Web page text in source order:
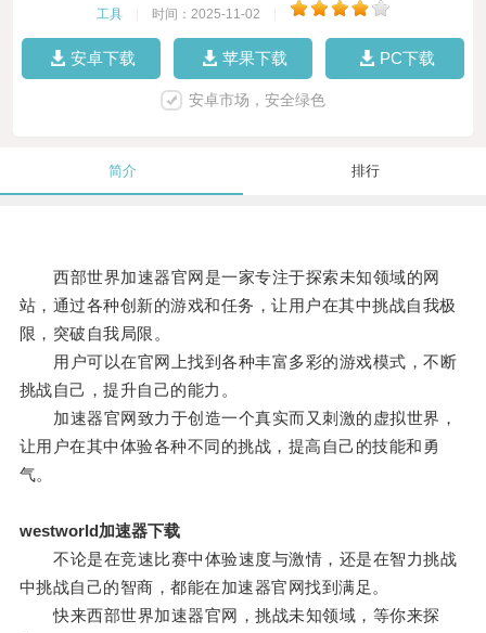
工具 时间：2025-11-02
安卓下载 苹果下载 PC下载
安卓市场，安全绿色
简介 排行
西部世界加速器官网是一家专注于探索未知领域的网
站，通过各种创新的游戏和任务，让用户在其中挑战自我极
限，突破自我局限。
用户可以在官网上找到各种丰富多彩的游戏模式，不断
挑战自己，提升自己的能力。
加速器官网致力于创造一个真实而又刺激的虚拟世界，
让用户在其中体验各种不同的挑战，提高自己的技能和勇
气。
westworld加速器下载
不论是在竞速比赛中体验速度与激情，还是在智力挑战
中挑战自己的智商，都能在加速器官网找到满足。
快来西部世界加速器官网，挑战未知领域，等你来探